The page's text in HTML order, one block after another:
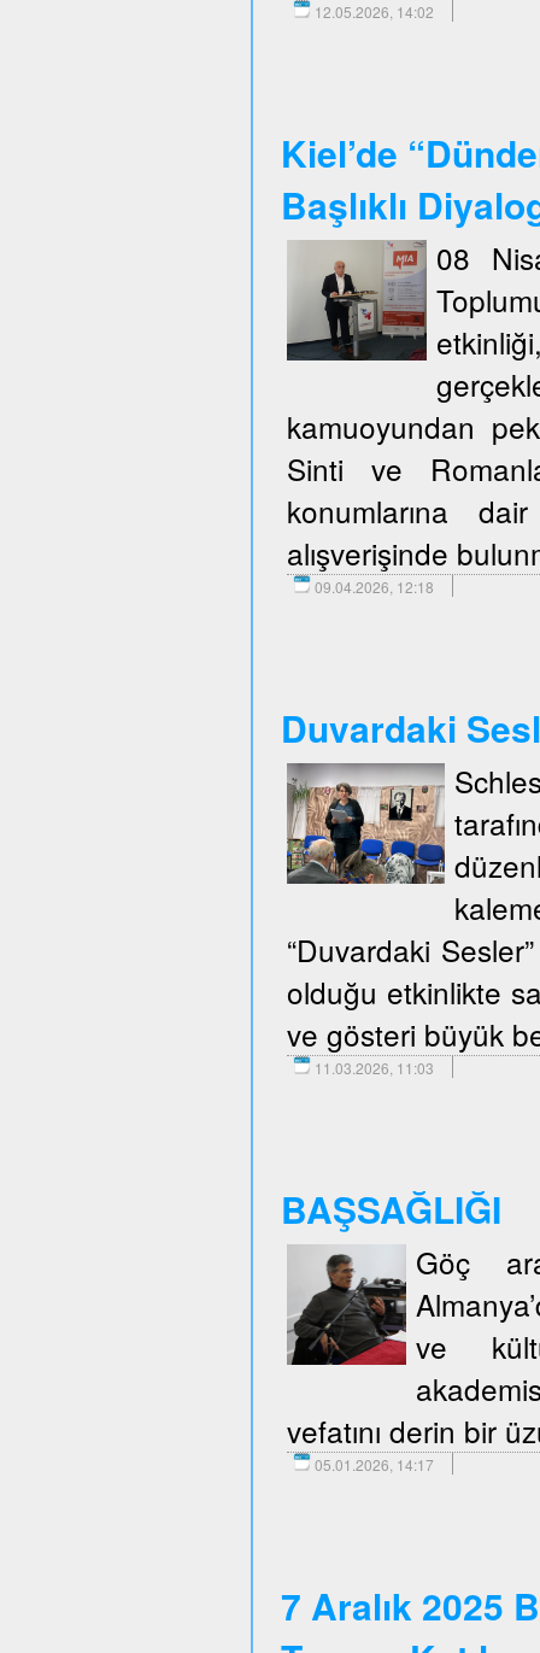
12.05.2026, 14:02
Kiel’de
Başlıklı
08
kamuoyundan pek
Sinti ve
konumlarına
alışverişinde
09.04.2026, 12:18
Duvardaki
“Duvardaki
olduğu etkinlikte
ve gösteri büyük
11.03.2026, 11:03
BAŞSAĞLIĞI
Göç
ve
vefatını derin bir
05.01.2026, 14:17
7 Aralık 2025